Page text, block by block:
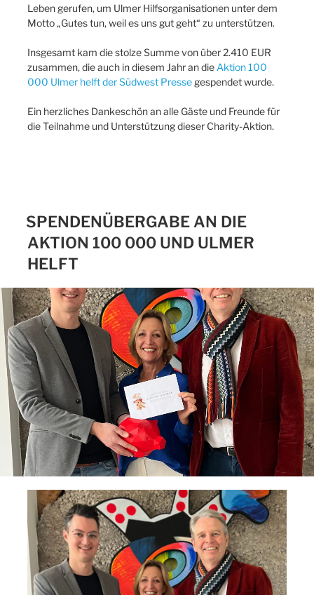
Leben gerufen, um Ulmer Hilfsorganisationen unter dem
Motto „Gutes tun, weil es uns gut geht“ zu unterstützen.
Insgesamt kam die stolze Summe von über 2.410 EUR
zusammen, die auch in diesem Jahr an die Aktion 100
000 Ulmer helft der Südwest Presse gespendet wurde.
Ein herzliches Dankeschön an alle Gäste und Freunde für
die Teilnahme und Unterstützung dieser Charity-Aktion.
SPENDENÜBERGABE AN DIE
AKTION 100 000 UND ULMER
HELFT